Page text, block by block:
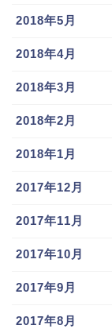
2018年5月
2018年4月
2018年3月
2018年2月
2018年1月
2017年12月
2017年11月
2017年10月
2017年9月
2017年8月